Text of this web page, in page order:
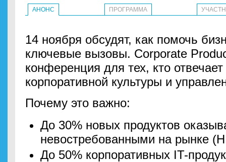
АНОНС ПРОГРАММА
14 ноября обсудят, как помочь
ключевые вызовы. Corporate
конференция для тех, кто отвечает
корпоративной культуры и
Почему это важно:
До 30% новых продуктов
невостребованными на рынке
До 50% корпоративных IT-